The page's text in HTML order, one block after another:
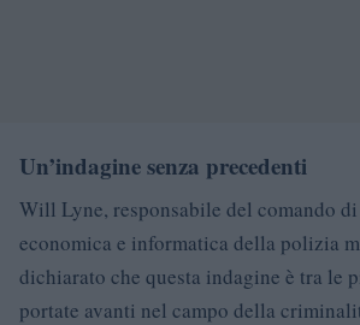
Un’indagine senza precedenti
Will Lyne, responsabile del comando
economica e informatica della polizia
dichiarato che questa indagine è tra le
portate avanti nel campo della